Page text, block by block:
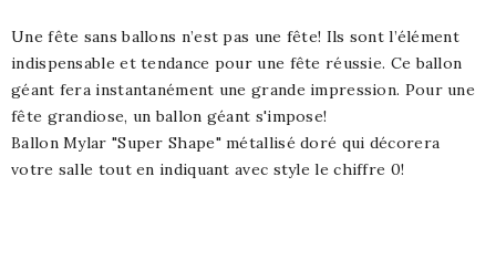
Une fête sans ballons n’est pas une fête! Ils sont l’élément
indispensable et tendance pour une fête réussie. Ce ballon
géant fera instantanément une grande impression. Pour une
fête grandiose, un ballon géant s'impose!
Ballon Mylar "Super Shape" métallisé doré qui décorera
votre salle tout en indiquant avec style le chiffre 0!